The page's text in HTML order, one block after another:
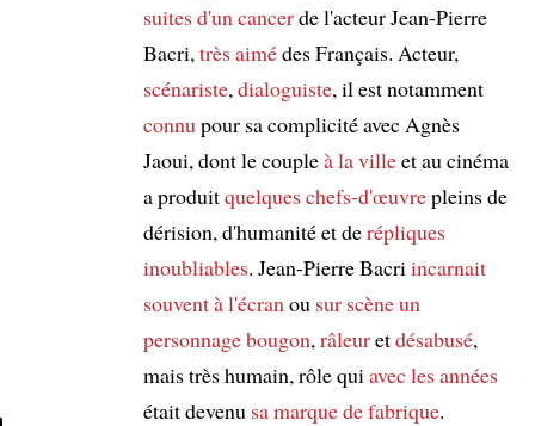
suites d'un cancerde l'acteur Jean-Pierre
Bacri, très aimédes Français. Acteur,
scénariste, dialoguiste, il est notamment
connu pour sa complicité avec Agnès
Jaoui, dont le coupleà la villeet au cinéma
a produitquelques chefs-d'œuvrepleins de
dérision, d'humanité et derépliques
inoubliables. Jean-Pierre Bacri incarnait
souvent à l'écran ou sur scèneun
personnage bougon, râleuretdésabusé,
mais très humain, rôle qui avec les années
était devenu sa marque de fabrique.